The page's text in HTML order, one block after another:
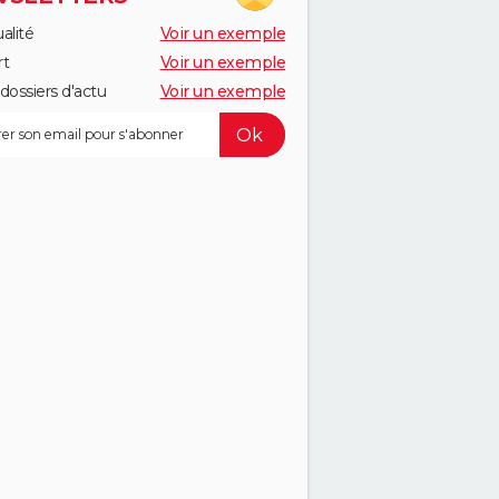
Voir un exemple
Voir un exemple
d'actu
Voir un exemple